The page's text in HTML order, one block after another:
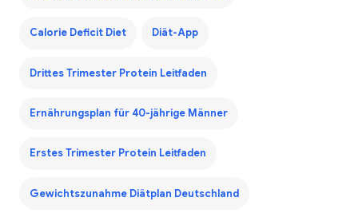
Calorie Deficit Diet Diät-App
Drittes Trimester Protein Leitfaden
Ernährungsplan für 40-jährige Männer
Erstes Trimester Protein Leitfaden
Gewichtszunahme Diätplan Deutschland